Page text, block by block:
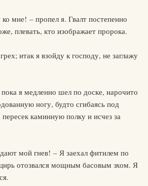
мне! – пропел я. Гвалт постепенно
плевать, кто изображает пророка.
итак я взойду к господу, не заглажу
я медленно шел по доске, нарочито
ногу, будто сгибаясь под
каминную полку и исчез за
мой гнев! – Я заехал фитилем по
отозвался мощным басовым эхом. Я